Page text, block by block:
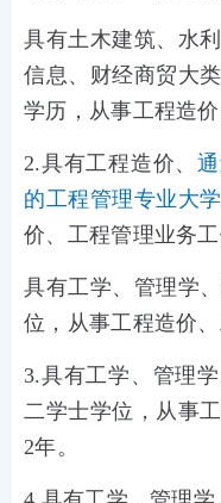
具有土木建筑、水
信息、财经商贸大
学历，从事工程造
2.具有工程造价、
的工程管理专业大
价、工程管理业务工
具有工学、管理学
位，从事工程造价
3.具有工学、管理
二学士学位，从事
2年。